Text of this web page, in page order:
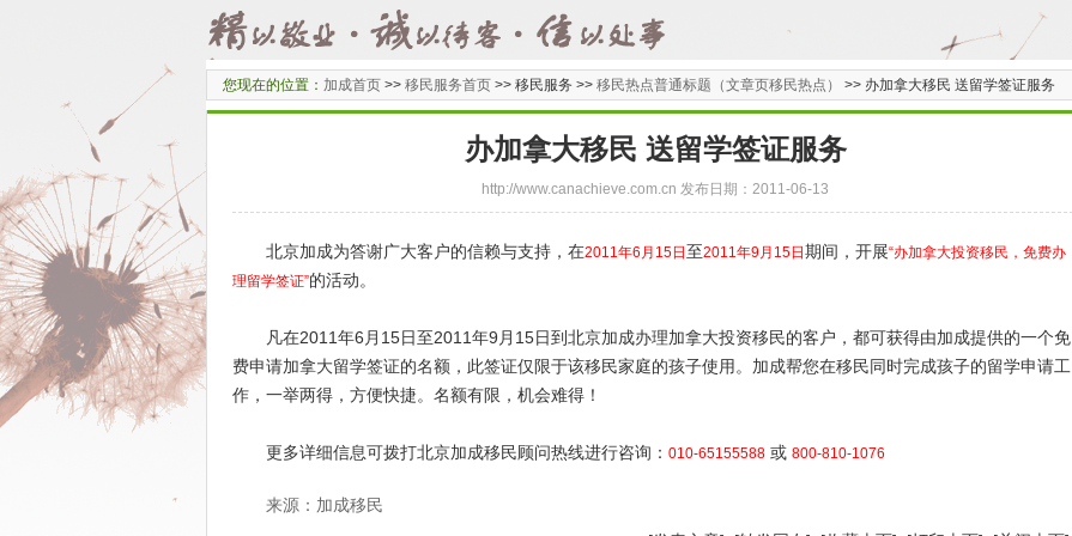
您现在的位置： 加成首页 >> 移民服务首页 >> 移民服务 >> 移民热点普通标题（文章页移民热点） >> 办加拿大移民 送留学签证服务
办加拿大移民 送留学签证服务
http://www.canachieve.com.cn 发布日期：2011-06-13
北京加成为答谢广大客户的信赖与支持，在2011年6月15日 至2011年9月15日 期间，开展“办加拿大投资移民，免费办
理留学签证”的活动。
凡在2011年6月15日至2011年9月15日到北京加成办理加拿大投资移民的客户，都可获得由加成提供的一个免
费申请加拿大留学签证的名额，此签证仅限于该移民家庭的孩子使用。加成帮您在移民同时完成孩子的留学申请工
作，一举两得，方便快捷。名额有限，机会难得！
更多详细信息可拨打北京加成移民顾问热线进行咨询： 010-65155588或 800-810-1076
来源：加成移民